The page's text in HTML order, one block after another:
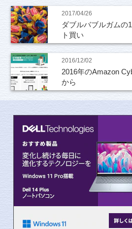
2017/04/26
ダブルバブルガムの
ト買い
2016/12/02
2016年のAmazon
から